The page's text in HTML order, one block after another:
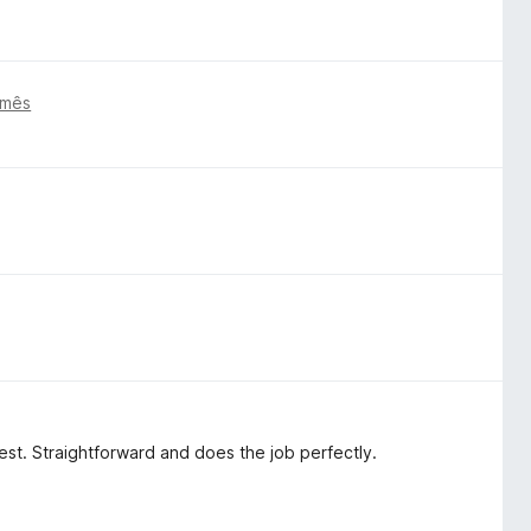
Straightforward and does the job perfectly.